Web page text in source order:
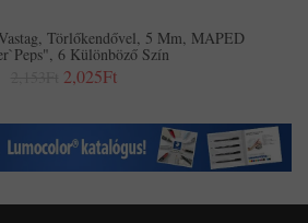
Törlőkendővel, 5 Mm, MAPED
6 Különböző Szín
2,025Ft